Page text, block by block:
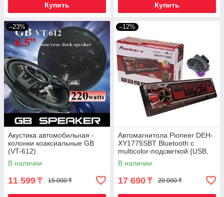
Купить Купить
–23%
Акустика автомобильная -
колонки коаксиальные GB
(VT-612)
В наличии
11 599 ₸ 15 000 ₸
–12%
Автомагнитола Pioneer DEH-
XY1775SBT Bluetooth с
multicolor-подсветкой {USB,
microSD, AUX, FM} (с пультом
на
В наличии
17 690 ₸ 20 000 ₸